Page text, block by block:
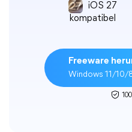
iOS 27
kompatibel
Freeware
Windows 11/10/